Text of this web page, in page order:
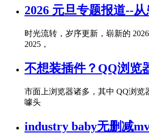
2026 元旦专题报道--
时光流转，岁序更新，崭新的
2025，
不想装插件？QQ浏览
市面上浏览器诸多，其中 QQ浏
噱头
industry baby无删减